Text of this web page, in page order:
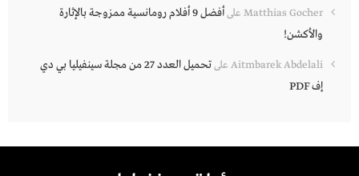
Matthias Gocher على
أفضل 9 أفلام رومانسية ممزوجة بالإثارة
والأكشن!
Aitmbarek Abdelali على
تحميل العدد 27 من مجلة سينفيليا بي دي
إف PDF